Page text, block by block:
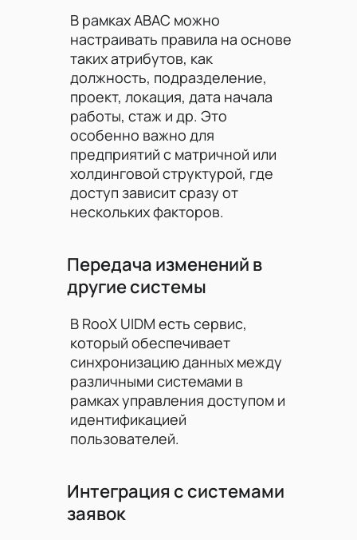
В рамках ABAC можно
настраивать правила на основе
таких атрибутов, как
должность, подразделение,
проект, локация, дата начала
работы, стаж и др. Это
особенно важно для
предприятий с матричной или
холдинговой структурой, где
доступ зависит сразу от
нескольких факторов.
Передача изменений в
другие системы
В RooX UIDM есть сервис,
который обеспечивает
синхронизацию данных между
различными системами в
рамках управления доступом и
идентификацией
пользователей.⁠
Интеграция с системами
заявок